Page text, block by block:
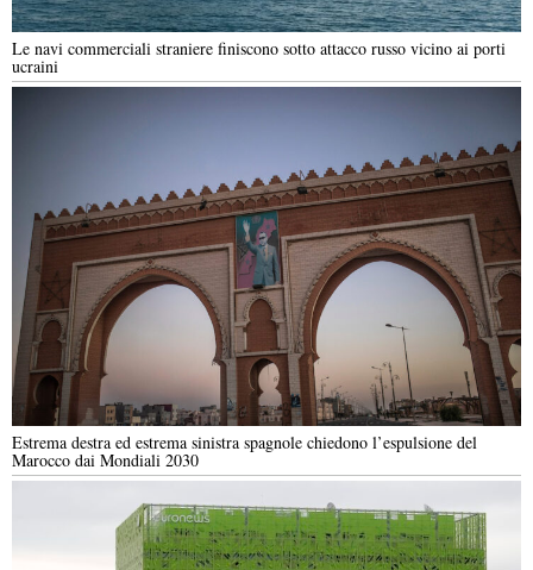
Le navi commerciali straniere finiscono sotto attacco russo vicino ai porti
ucraini
Estrema destra ed estrema sinistra spagnole chiedono l’espulsione del
Marocco dai Mondiali 2030